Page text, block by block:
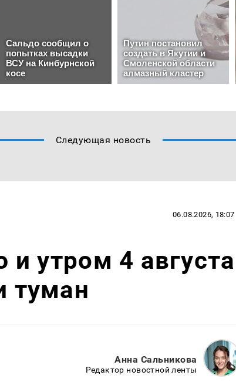
Следующая новость
06.08.2026, 18:07
и утром 4 августа
туман
Анна Сальникова
Редактор новостной ленты